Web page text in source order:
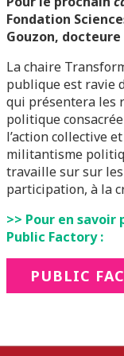
Fondation
Gouzon,
La chaire
publique est ravie
qui présentera les
politique
l’action collective
militantisme
travaille sur sur les
participation, à la
>> Pour en savoir
Public Factory :
PUBLIC